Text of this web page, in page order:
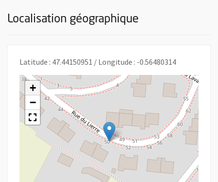
Localisation géographique
Latitude : 47.44150951 / Longitude : -0.56480314
+
−